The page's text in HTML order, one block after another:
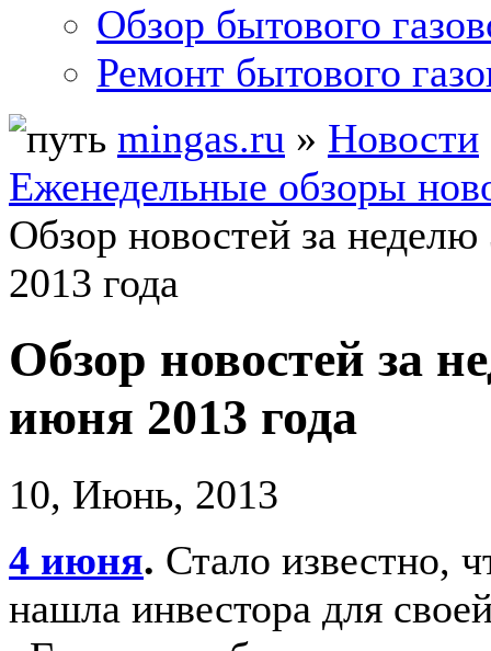
Обзор бытового
Ремонт бытового
mingas.ru » Новости
Еженедельные обзоры
Обзор новостей за
2013 года
Обзор новостей за
июня 2013 года
10, Июнь, 2013
4 июня. Стало известно,
нашла инвестора для